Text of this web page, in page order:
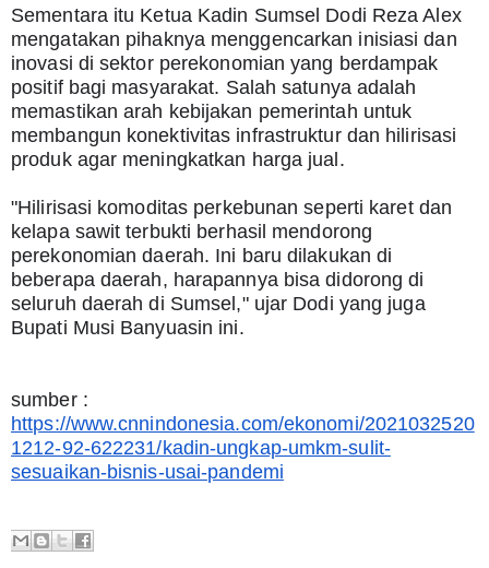
Sementara itu Ketua Kadin Sumsel Dodi Reza Alex
mengatakan pihaknya menggencarkan inisiasi dan
inovasi di sektor perekonomian yang berdampak
positif bagi masyarakat. Salah satunya adalah
memastikan arah kebijakan pemerintah untuk
membangun konektivitas infrastruktur dan hilirisasi
produk agar meningkatkan harga jual.
"Hilirisasi komoditas perkebunan seperti karet dan
kelapa sawit terbukti berhasil mendorong
perekonomian daerah. Ini baru dilakukan di
beberapa daerah, harapannya bisa didorong di
seluruh daerah di Sumsel," ujar Dodi yang juga
Bupati Musi Banyuasin ini.
https://www.cnnindonesia.com/ekonomi/2021032520
1212-92-622231/kadin-ungkap-umkm-sulit-
sesuaikan-bisnis-usai-pandemi